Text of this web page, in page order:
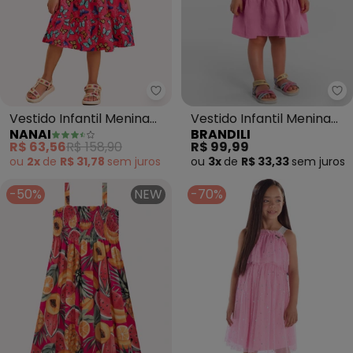
Nanai - Vestido Infantil Menina
Vestido Infantil Menina
Borboletas (Rosa)
NANAI
R$ 63,56R$ 158,90
ou 2x de R$ 31,78 sem juros
Vestido Infantil Menina
em Meia Malha (Rosa)
BRANDILI
R$ 99,99
ou 3x de R$ 33,33 sem juros
-50% NEW -70%